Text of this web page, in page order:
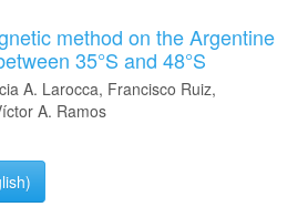
method on the Argentine
35°S and 48°S
A. Larocca, Francisco Ruiz,
A. Ramos